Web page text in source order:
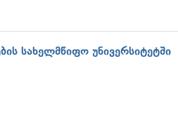
სახელმწიფო უნივერსიტეტში